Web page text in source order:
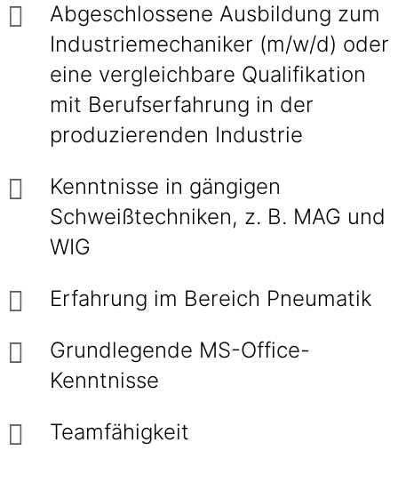
Abgeschlossene Ausbildung zum
Industriemechaniker (m/w/d) oder
eine vergleichbare Qualifikation
mit Berufserfahrung in der
produzierenden Industrie
Kenntnisse in gängigen
Schweißtechniken, z. B. MAG und
WIG
Erfahrung im Bereich Pneumatik
Grundlegende MS-Office-
Kenntnisse
Teamfähigkeit